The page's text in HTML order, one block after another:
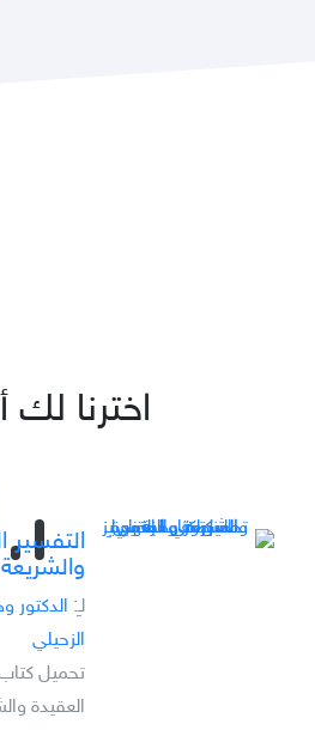
اخترنا لك
التفسير
لـِ:
الزحيلي
تحميل
العقيدة